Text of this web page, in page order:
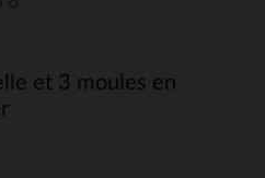
et 3 moules en